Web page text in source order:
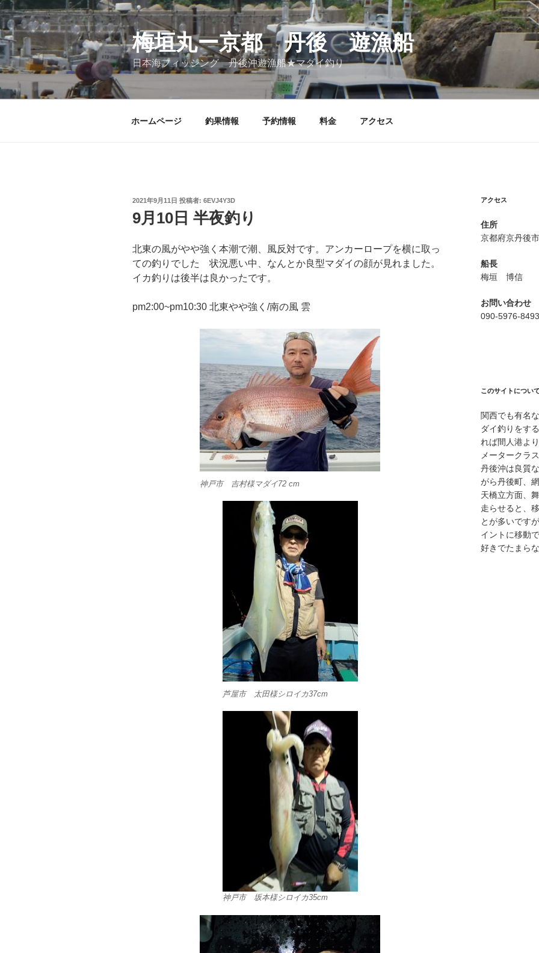
コ
ン
テ
ン
ツ
ス
梅垣丸ー京都 丹後 遊漁船
日本海フィッシング 丹後沖遊漁船★マダイ釣り
ホームページ 釣果情報 予約情報 料金 アクセス
投
日:
2021年9月11日 投稿者: 6EVJ4Y3D
9月10日 半夜釣り
北東の風がやや強く本潮で潮、風反対です。アンカーロープを横に取っ
ての釣りでした 状況悪い中、なんとか良型マダイの顔が見れました。
イカ釣りは後半は良かったです。
pm2:00~pm10:30 北東やや強く/南の風 雲
神戸市 吉村様マダイ72 cm
芦屋市 太田様シロイカ37cm
神戸市 坂本様シロイカ35cm
アクセス
住所
京都府京丹後
船長
梅垣 博信
お問い合わせ
090-5976-8493
このサイトについて
関西でも有名
ダイ釣りをす
れば間人港よ
メータークラ
丹後沖は良質
がら丹後町、
天橋立方面、
走らせると、
とが多いです
イントに移動
好きでたまら